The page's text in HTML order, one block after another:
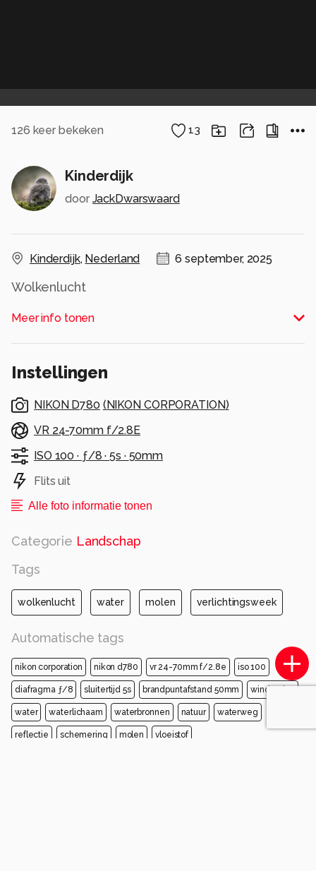
126 keer bekeken 13
Kinderdijk
door JackDwarswaard
Kinderdijk, Nederland 6 september, 2025
Wolkenlucht
Alle rechten voorbehouden
Meer info tonen
Instellingen
NIKON D780 ( NIKON CORPORATION)
VR 24-70mm f/2.8E
ISO 100 · ƒ/8 ·5s · 50mm
Flits uit
Alle foto informatie tonen
Categorie Landschap
Tags
wolkenlucht water molen verlichtingsweek
Automatische tags
nikon corporation nikon d780 vr 24-70mm f/2.8e iso 100
diafragma ƒ/8 sluitertijd 5s brandpuntafstand 50mm windmolen
water waterlichaam waterbronnen natuur waterweg
reflectie schemering molen vloeistof